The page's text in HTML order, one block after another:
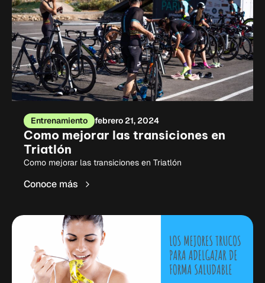
Entrenamiento febrero 21, 2024
Como mejorar las transiciones en
Triatlón
Como mejorar las transiciones en Triatlón
Conoce más